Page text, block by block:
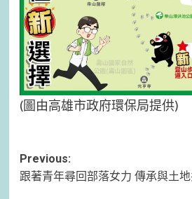
(圖由高雄市政府環保局提供)
Post
navigation
Previous:
跟著青年尋回部落女力 傳承與土